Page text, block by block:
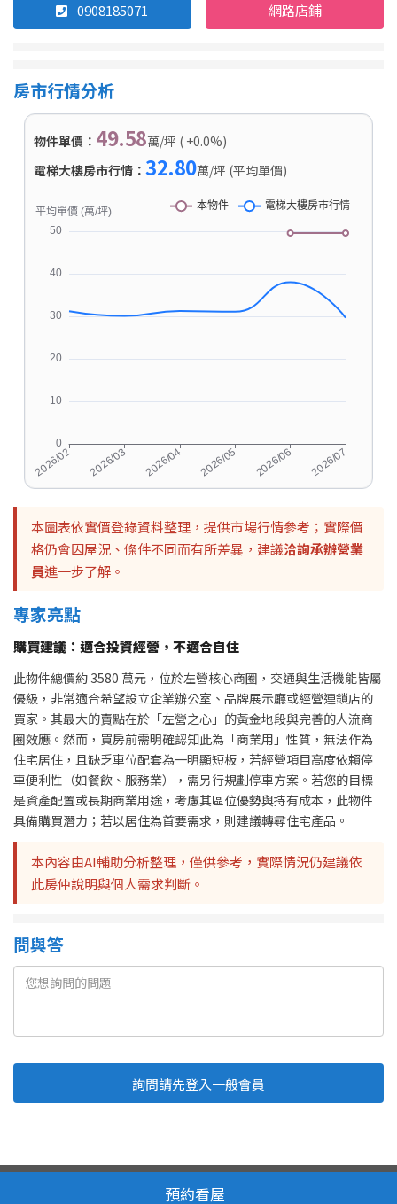
預約看屋
0908185071 網路店鋪
房市行情分析
物件單價： 49.58萬/坪 ( +0.0%)
電梯大樓房市行情： 32.80萬/坪 (平均單價)
本圖表依實價登錄資料整理，提供市場行情參考；實際價
格仍會因屋況、條件不同而有所差異，建議洽詢承辦營業
員進一步了解。
專家亮點
購買建議：適合投資經營，不適合自住
此物件總價約 3580 萬元，位於左營核心商圈，交通與生活機能皆屬
優級，非常適合希望設立企業辦公室、品牌展示廳或經營連鎖店的
買家。其最大的賣點在於「左營之心」的黃金地段與完善的人流商
圈效應。然而，買房前需明確認知此為「商業用」性質，無法作為
住宅居住，且缺乏車位配套為一明顯短板，若經營項目高度依賴停
車便利性（如餐飲、服務業），需另行規劃停車方案。若您的目標
是資產配置或長期商業用途，考慮其區位優勢與持有成本，此物件
具備購買潛力；若以居住為首要需求，則建議轉尋住宅產品。
本內容由AI輔助分析整理，僅供參考，實際情況仍建議依
此房仲說明與個人需求判斷。
問與答
詢問請先登入一般會員
我家網 版權所有 轉載必究服務條款